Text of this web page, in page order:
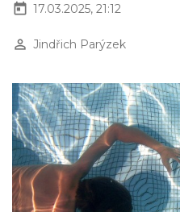
today 17.03.2025, 21:12
perm_identity Jindřich Parýzek